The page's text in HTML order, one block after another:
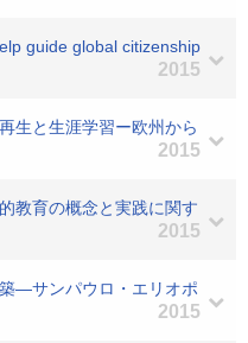
guide global citizenship
2015
生と生涯学習ー欧州から
2015
教育の概念と実践に関す
2015
―サンパウロ・エリオポ
2015